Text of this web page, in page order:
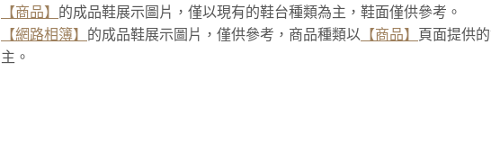
【商品】 的成品鞋展示圖片 ，僅以現有的鞋台種類為主， 鞋面僅供參考。
【網路相簿】 的成品鞋展示圖片，僅供參考，商品種類以 【商品】 頁面提供
主。